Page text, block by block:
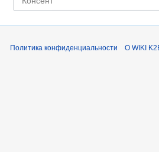
Политика конфиденциальности О WIKI